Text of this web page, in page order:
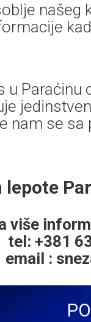
našeg
u Paraćinu
nam se sa
lepote
više
tel: +381
email :